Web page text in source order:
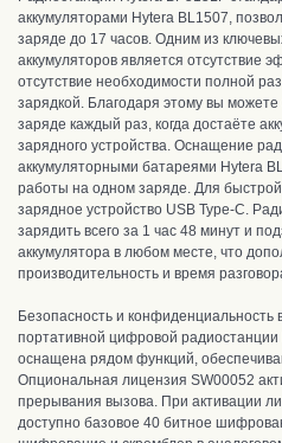
аккумуляторами Hytera BL1507,
заряде до 17 часов. Одним из
аккумуляторов является отсутствие
отсутствие необходимости полной
зарядкой. Благодаря этому вы
заряде каждый раз, когда достаёте
зарядного устройства. Оснащение
аккумуляторными батареями Hytera
работы на одном заряде. Для
зарядное устройство USB Type-C.
зарядить всего за 1 час 48 минут и
аккумулятора в любом месте, что
производительность и время
Безопасность и
портативной цифровой радиостанции
оснащена рядом функций,
Опциональная лицензия SW00052
прерывания вызова. При активации
доступно базовое 40 битное